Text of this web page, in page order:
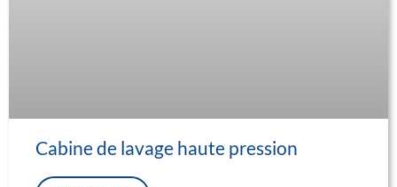
Cabine de lavage haute pression